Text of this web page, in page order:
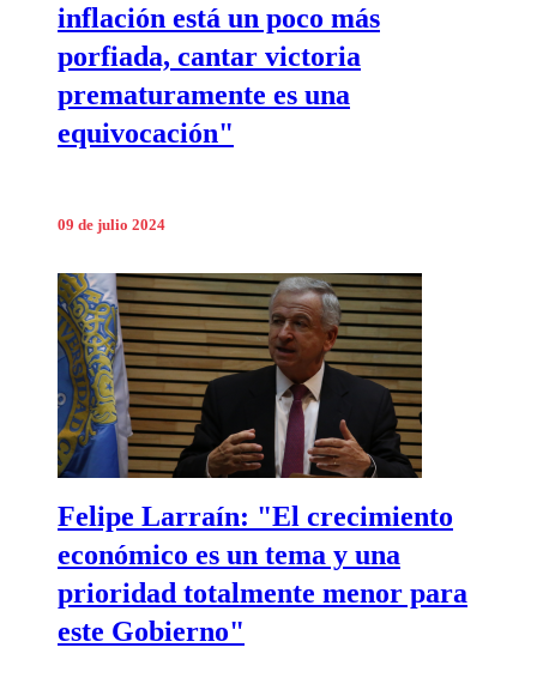
inflación está un poco más
porfiada, cantar victoria
prematuramente es una
equivocación"
09 de julio 2024
Felipe Larraín: "El crecimiento
económico es un tema y una
prioridad totalmente menor para
este Gobierno"